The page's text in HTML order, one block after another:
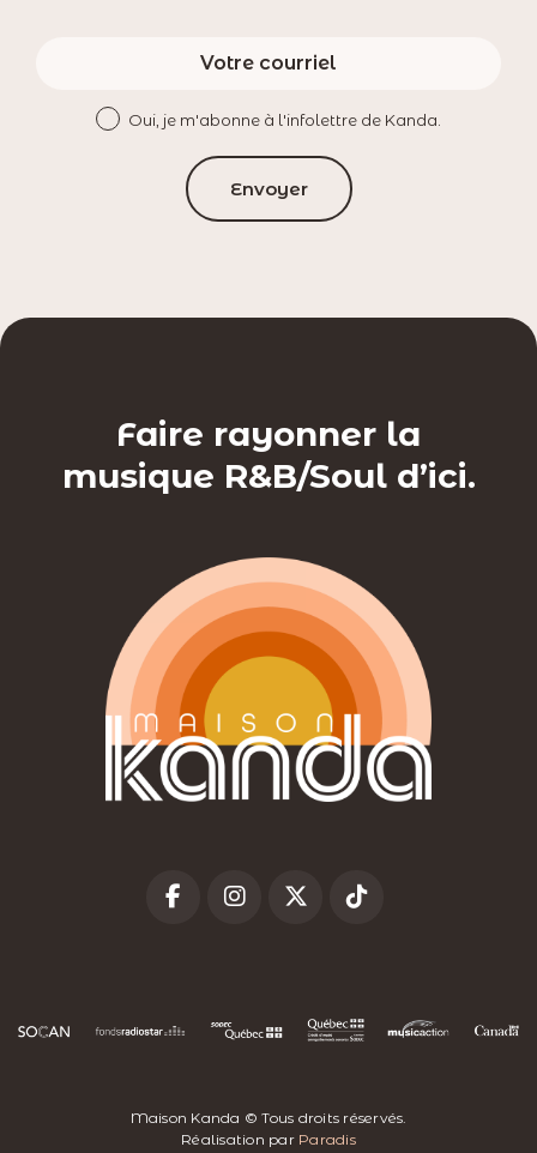
Oui, je m'abonne à l'infolettre de Kanda.
Envoyer
Faire rayonner la
musique R&B/Soul d’ici.
Maison Kanda © Tous droits réservés.
Réalisation par Paradis